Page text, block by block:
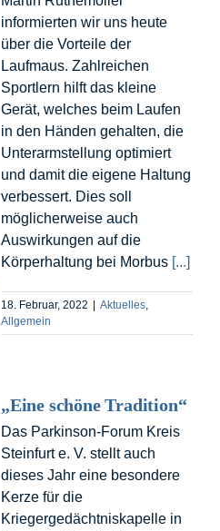
informierten wir uns heute
über die Vorteile der
Laufmaus. Zahlreichen
Sportlern hilft das kleine
Gerät, welches beim Laufen
in den Händen gehalten, die
Unterarmstellung optimiert
und damit die eigene Haltung
verbessert. Dies soll
möglicherweise auch
Auswirkungen auf die
Körperhaltung bei Morbus [...]
18. Februar, 2022 | Aktuelles
Allgemein
„Eine schöne Tradition“
Das Parkinson-Forum Kreis
Steinfurt e. V. stellt auch
dieses Jahr eine besondere
Kerze für die
Kriegergedächtniskapelle in